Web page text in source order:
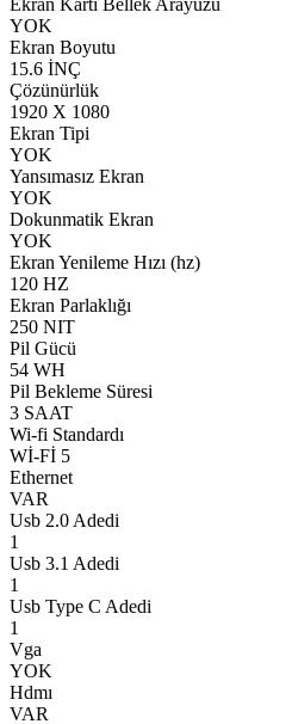
Ekran Kartı Bellek Arayüzü
YOK
Ekran Boyutu
15.6 İNÇ
Çözünürlük
1920 X 1080
Ekran Tipi
YOK
Yansımasız Ekran
YOK
Dokunmatik Ekran
YOK
Ekran Yenileme Hızı (hz)
120 HZ
Ekran Parlaklığı
250 NIT
Pil Gücü
54 WH
Pil Bekleme Süresi
3 SAAT
Wi-fi Standardı
Wİ-Fİ 5
Ethernet
VAR
Usb 2.0 Adedi
1
Usb 3.1 Adedi
1
Usb Type C Adedi
1
Vga
YOK
Hdmı
VAR